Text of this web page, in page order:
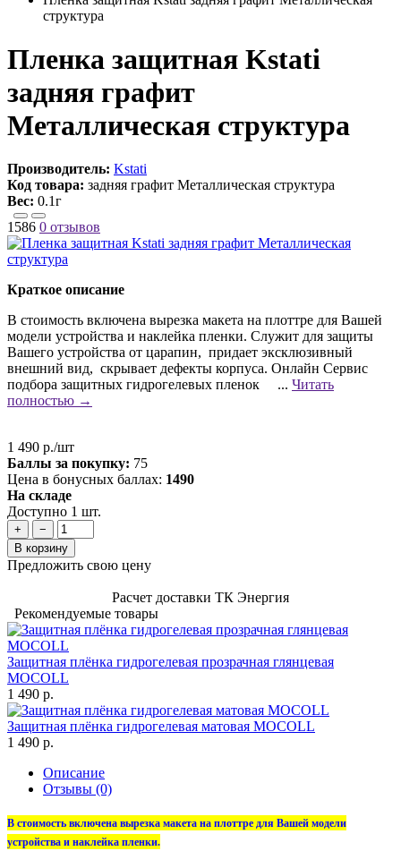
структура
Пленка защитная Kstati
задняя графит
Металлическая структура
Производитель: Kstati
Код товара: задняя графит Металлическая структура
Вес: 0.1г
1586 0 отзывов
Краткое описание
В стоимость включена вырезка макета на плоттре для Вашей
модели устройства и наклейка пленки. Служит для защиты
Вашего устройства от царапин, придает эксклюзивный
внешний вид, скрывает дефекты корпуса. Онлайн Сервис
подбора защитных гидрогелевых пленок ... Читать
полностью →
1 490 р./шт
Баллы за покупку: 75
Цена в бонусных баллах: 1490
На складе
Доступно 1 шт.
+
−
В корзину
Предложить свою цену
Расчет доставки ТК Энергия
Рекомендуемые товары
Защитная плёнка гидрогелевая прозрачная глянцевая
MOCOLL
1 490 р.
Защитная плёнка гидрогелевая матовая MOCOLL
1 490 р.
Описание
Отзывы (0)
В стоимость включена вырезка макета на плоттре для Вашей модели
устройства и наклейка пленки.